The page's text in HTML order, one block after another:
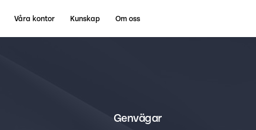
Våra kontor Kunskap Om oss
Genvägar